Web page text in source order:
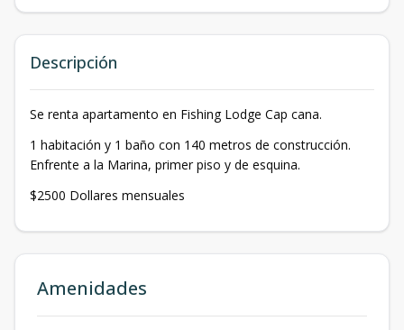
Descripción
Se renta apartamento en Fishing Lodge Cap cana.
1 habitación y 1 baño con 140 metros de construcción.
Enfrente a la Marina, primer piso y de esquina.
$2500 Dollares mensuales
Amenidades